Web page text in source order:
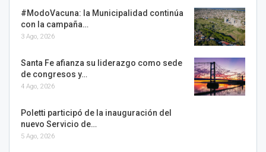
#ModoVacuna: la Municipalidad continúa
con la campaña…
3 Ago, 2026
Santa Fe afianza su liderazgo como sede
de congresos y…
4 Ago, 2026
Poletti participó de la inauguración del
nuevo Servicio de…
5 Ago, 2026